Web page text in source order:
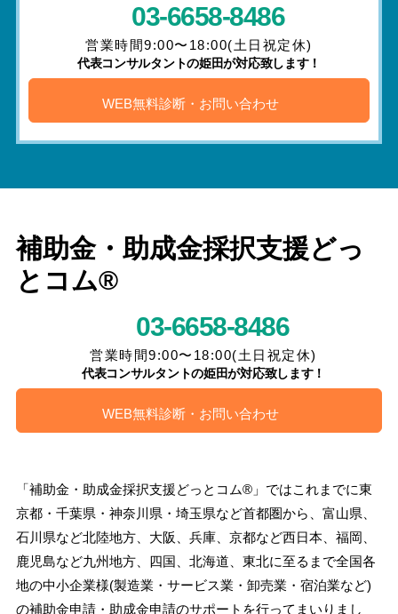
03-6658-8486
営業時間9:00〜18:00(土日祝定休)
代表コンサルタントの姫田が対応致します！
WEB無料診断・お問い合わせ
補助金・助成金採択支援どっ
とコム®
03-6658-8486
営業時間9:00〜18:00(土日祝定休)
代表コンサルタントの姫田が対応致します！
WEB無料診断・お問い合わせ
「補助金・助成金採択支援どっとコム®」ではこれまでに東
京都・千葉県・神奈川県・埼玉県など首都圏から、富山県、
石川県など北陸地方、大阪、兵庫、京都など西日本、福岡、
鹿児島など九州地方、四国、北海道、東北に至るまで全国各
地の中小企業様(製造業・サービス業・卸売業・宿泊業など)
の補助金申請・助成金申請のサポートを行ってまいりまし